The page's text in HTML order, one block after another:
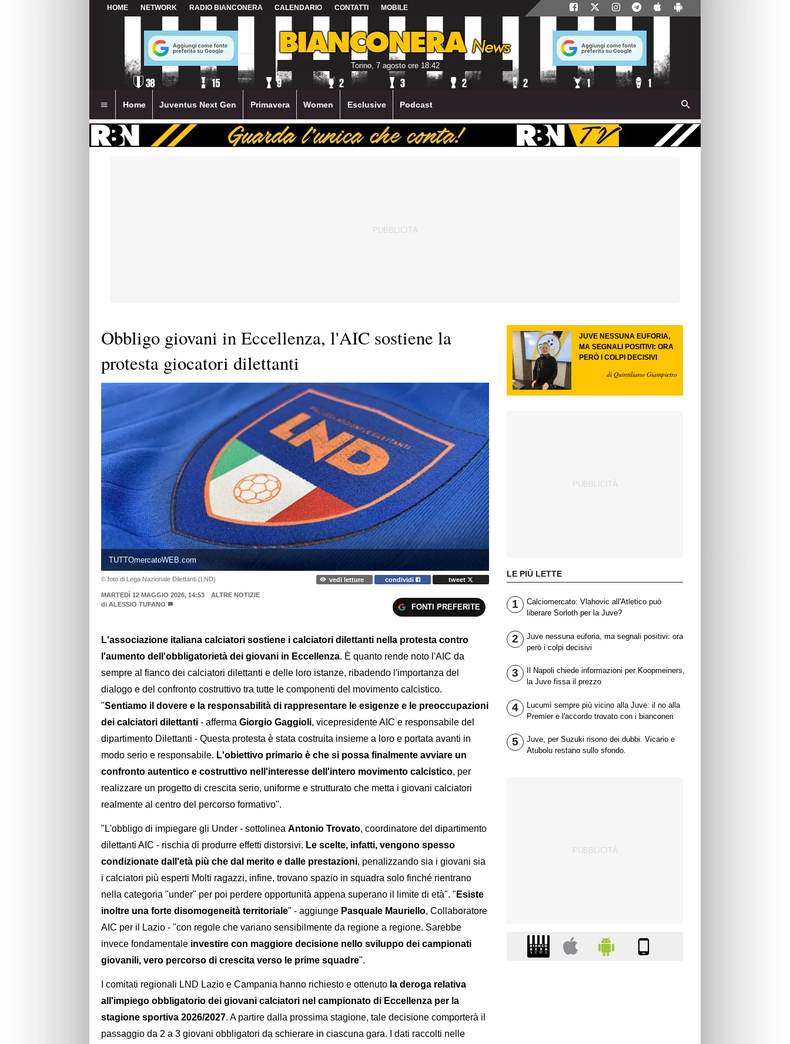
HOME NETWORK RADIO BIANCONERA CALENDARIO CONTATTI MOBILE
Torino, 7 agosto ore 18:42
Home Juventus Next Gen Primavera Women Esclusive Podcast
Obbligo giovani in Eccellenza, l'AIC sostiene la
protesta giocatori dilettanti
TUTTOmercatoWEB.com
© foto di Lega Nazionale Dilettanti (LND) vedi letture condividi tweet
MARTEDÌ 12 MAGGIO 2026, 14:53
ALTRE NOTIZIE
di ALESSIO TUFANO FONTI PREFERITE
L'associazione italiana calciatori sostiene i calciatori dilettanti nella protesta contro
l'aumento dell'obbligatorietà dei giovani in Eccellenza. È quanto rende noto l'AIC da
sempre al fianco dei calciatori dilettanti e delle loro istanze, ribadendo l'importanza del
dialogo e del confronto costruttivo tra tutte le componenti del movimento calcistico.
"Sentiamo il dovere e la responsabilità di rappresentare le esigenze e le preoccupazioni
dei calciatori dilettanti - afferma Giorgio Gaggioli, vicepresidente AIC e responsabile del
dipartimento Dilettanti - Questa protesta è stata costruita insieme a loro e portata avanti in
modo serio e responsabile. L'obiettivo primario è che si possa finalmente avviare un
confronto autentico e costruttivo nell'interesse dell'intero movimento calcistico, per
realizzare un progetto di crescita serio, uniforme e strutturato che metta i giovani calciatori
realmente al centro del percorso formativo".
"L'obbligo di impiegare gli Under - sottolinea Antonio Trovato, coordinatore del dipartimento
dilettanti AIC - rischia di produrre effetti distorsivi. Le scelte, infatti, vengono spesso
condizionate dall'età più che dal merito e dalle prestazioni, penalizzando sia i giovani sia
i calciatori più esperti Molti ragazzi, infine, trovano spazio in squadra solo finché rientrano
nella categoria "under" per poi perdere opportunità appena superano il limite di età". " Esiste
inoltre una forte disomogeneità territoriale" - aggiunge Pasquale Mauriello, Collaboratore
AIC per il Lazio - "con regole che variano sensibilmente da regione a regione. Sarebbe
invece fondamentale investire con maggiore decisione nello sviluppo dei campionati
giovanili, vero percorso di crescita verso le prime squadre".
I comitati regionali LND Lazio e Campania hanno richiesto e ottenuto la deroga relativa
all'impiego obbligatorio dei giovani calciatori nel campionato di Eccellenza per la
stagione sportiva 2026/2027. A partire dalla prossima stagione, tale decisione comporterà il
passaggio da 2 a 3 giovani obbligatori da schierare in ciascuna gara. I dati raccolti nelle
JUVE NESSUNA EUFORIA,
MA SEGNALI POSITIVI: ORA
PERÒ I COLPI DECISIVI
di Quintiliano Giampietro
LE PIÙ LETTE
1
Calciomercato: Vlahovic all'Atletico può
liberare Sorloth per la Juve?
2
Juve nessuna euforia, ma segnali positivi: ora
però i colpi decisivi
3
Il Napoli chiede informazioni per Koopmeiners,
la Juve fissa il prezzo
4
Lucumì sempre più vicino alla Juve: il no alla
Premier e l'accordo trovato con i bianconeri
5
Juve, per Suzuki risono dei dubbi. Vicario e
Atubolu restano sullo sfondo.